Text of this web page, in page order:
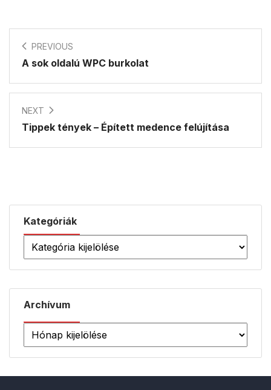
Kategóriák
Archívum
PREVIOUS
A sok oldalú WPC burkolat
NEXT
Tippek tények – Épített medence felújítása